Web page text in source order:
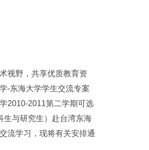
视野，共享优质教育资
-东海大学学生交流专案
2010-2011第二学期可选
生与研究生）赴台湾东海
流学习，现将有关安排通